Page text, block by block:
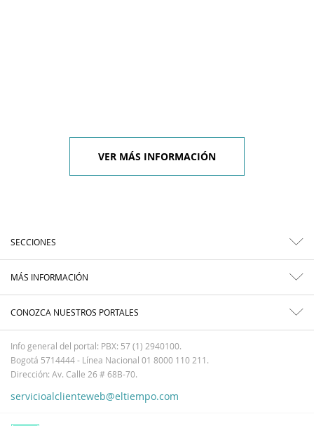
VER MÁS INFORMACIÓN
SECCIONES
MÁS INFORMACIÓN
CONOZCA NUESTROS PORTALES
Info general del portal: PBX: 57 (1) 2940100.
Bogotá 5714444 - Línea Nacional 01 8000 110 211.
Dirección: Av. Calle 26 # 68B-70.
servicioalclienteweb@eltiempo.com